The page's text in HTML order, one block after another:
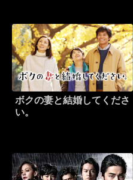
ボクの妻と結婚してくださ
い。